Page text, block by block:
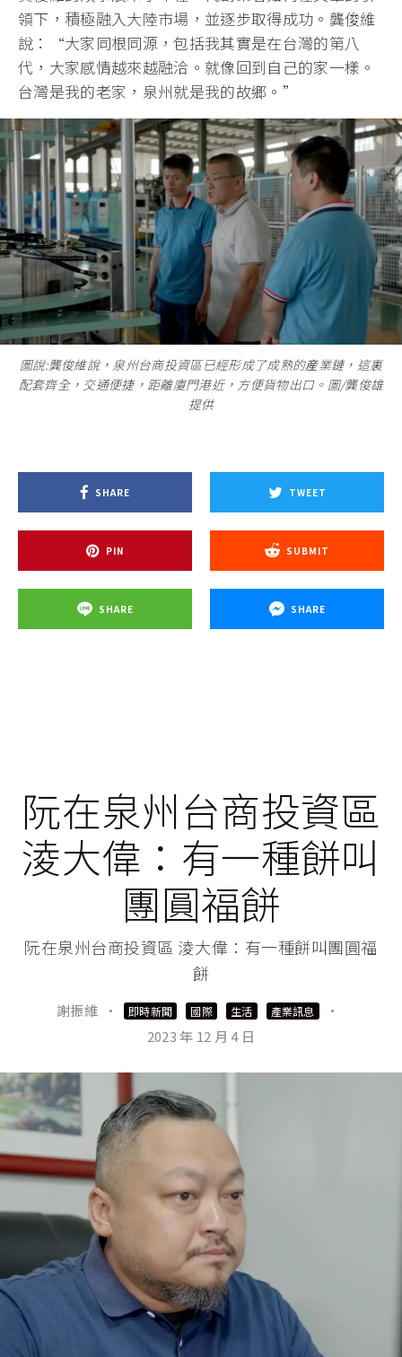
領下，積極融入大陸市場，並逐步取得成功。龔俊維
說：“大家同根同源，包括我其實是在台灣的第八
代，大家感情越來越融洽。就像回到自己的家一樣。
台灣是我的老家，泉州就是我的故鄉。”
圖說:龔俊維說，泉州台商投資區已經形成了成熟的産業鏈，這裏
配套齊全，交通便捷，距離廈門港近，方便貨物出口。圖/龔俊雄
提供
SHARE TWEET
PIN SUBMIT
SHARE SHARE
阮在泉州台商投資區
淩大偉：有一種餅叫
團圓福餅
阮在泉州台商投資區 淩大偉：有一種餅叫團圓福
餅
謝振維 · 即時新聞 國際 生活 產業訊息
·
2023 年 12 月 4 日